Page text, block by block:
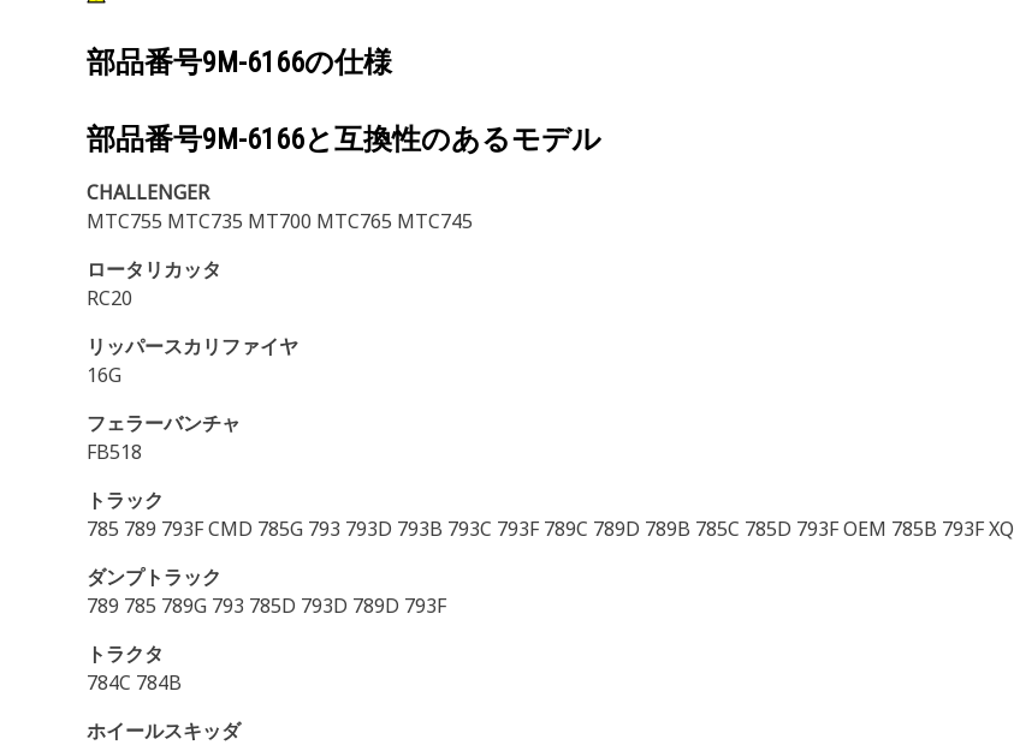
部品番号9M-6166の仕様
部品番号9M-6166と互換性のあるモデル
CHALLENGER
MTC755 MTC735 MT700 MTC765 MTC745
ロータリカッタ
RC20
リッパースカリファイヤ
16G
フェラーバンチャ
FB518
トラック
785 789 793F CMD 785G 793 793D 793B 793C 793F 789C 789D 789B 785C 785D 793F OEM 785B 793F XQ
ダンプトラック
789 785 789G 793 785D 793D 789D 793F
トラクタ
784C 784B
ホイールスキッダ